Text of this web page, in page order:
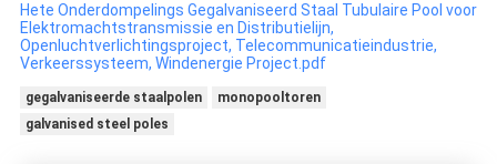
Hete Onderdompelings Gegalvaniseerd Staal Tubulaire Pool voor
Elektromachtstransmissie en Distributielijn,
Openluchtverlichtingsproject, Telecommunicatieindustrie,
Verkeerssysteem, Windenergie Project.pdf
gegalvaniseerde staalpolen
monopooltoren
galvanised steel poles